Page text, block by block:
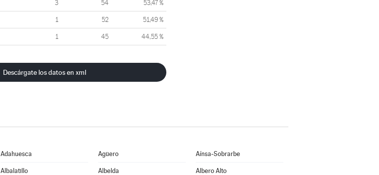
3 54 53,47 %
1 52 51,49 %
1 45 44,55 %
Descárgate los datos en xml
Adahuesca Agüero Aínsa-Sobrarbe
Albalatillo Albelda Albero Alto